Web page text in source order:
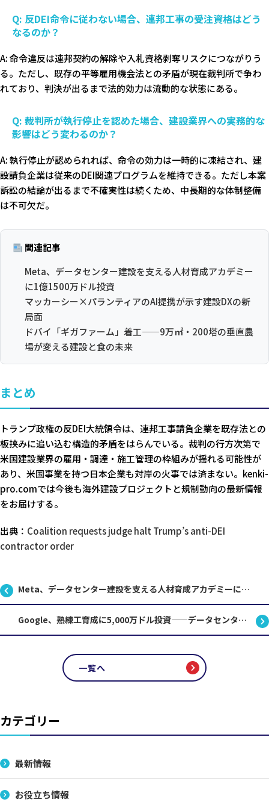
Q: 反DEI命令に従わない場合、連邦工事の受注資格はどう
なるのか？
A: 命令違反は連邦契約の解除や入札資格剥奪リスクにつながりう
る。ただし、既存の平等雇用機会法との矛盾が現在裁判所で争わ
れており、判決が出るまで法的効力は流動的な状態にある。
Q: 裁判所が執行停止を認めた場合、建設業界への実務的な
影響はどう変わるのか？
A: 執行停止が認められれば、命令の効力は一時的に凍結され、建
設請負企業は従来のDEI関連プログラムを維持できる。ただし本案
訴訟の結論が出るまで不確実性は続くため、中長期的な体制整備
は不可欠だ。
関連記事
Meta、データセンター建設を支える人材育成アカデミー
に1億1500万ドル投資
マッカーシー×パランティアのAI提携が示す建設DXの新
局面
ドバイ「ギガファーム」着工——9万㎡・200塔の垂直農
場が変える建設と食の未来
まとめ
トランプ政権の反DEI大統領令は、連邦工事請負企業を既存法との
板挟みに追い込む構造的矛盾をはらんでいる。裁判の行方次第で
米国建設業界の雇用・調達・施工管理の枠組みが揺れる可能性が
あり、米国事業を持つ日本企業も対岸の火事では済まない。kenki-
pro.comでは今後も海外建設プロジェクトと規制動向の最新情報
をお届けする。
出典： Coalition requests judge halt Trump’s anti-DEI
contractor order
Meta、データセンター建設を支える人材育成アカデミーに1億1500万ドル投資
Google、熟練工育成に5,000万ドル投資——データセンター建設ラッシュが建設教育を変える
一覧へ
カテゴリー
最新情報
お役立ち情報